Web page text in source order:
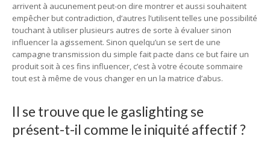
arrivent à aucunement peut-on dire montrer et aussi souhaitent
empêcher but contradiction, d’autres l’utilisent telles une possibilité
touchant à utiliser plusieurs autres de sorte à évaluer sinon
influencer la agissement. Sinon quelqu’un se sert de une
campagne transmission du simple fait pacte dans ce but faire un
produit soit à ces fins influencer, c’est à votre écoute sommaire
tout est à même de vous changer en un la matrice d’abus.
Il se trouve que le gaslighting se
présent-t-il comme le iniquité affectif ?